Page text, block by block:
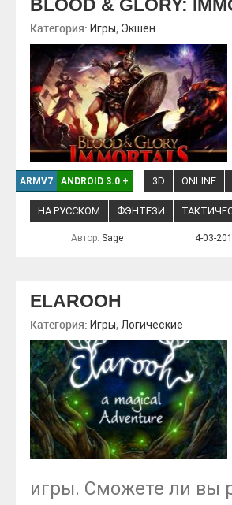
BLOOD & GLORY:
Категория: Игры, Экшен
ARMV7 ANDROID 3.0 + 3D ONLINE
НА РУССКОМ ФЭНТЕЗИ
Автор: Sage 4-03-
ELAROOH
Категория: Игры, Логические
игры. Сможете ли вы